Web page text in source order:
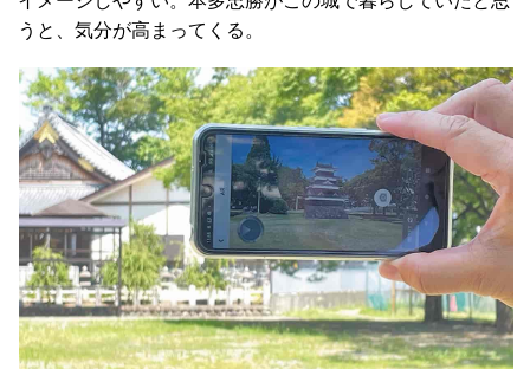
うと、気分が高まってくる。